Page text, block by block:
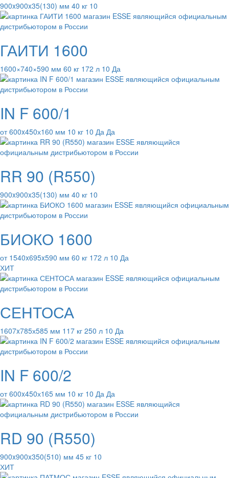
900x900x35(130) мм 40 кг 10
ГАИТИ 1600
1600×740×590 мм 60 кг 172 л 10 Да
IN F 600/1
от 600x450х160 мм 10 кг 10 Да Да
RR 90 (R550)
900x900x35(130) мм 40 кг 10
БИОКО 1600
от 1540x695x590 мм 60 кг 172 л 10 Да
ХИТ
СЕНТОСА
1607x785х585 мм 117 кг 250 л 10 Да
IN F 600/2
от 600x450х165 мм 10 кг 10 Да Да
RD 90 (R550)
900x900x350(510) мм 45 кг 10
ХИТ